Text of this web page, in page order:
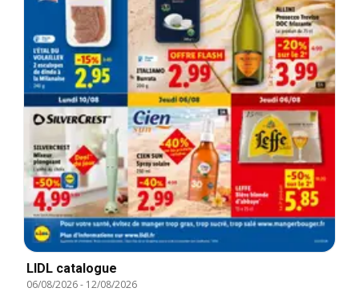
LIDL catalogue
06/08/2026- 12/08/2026